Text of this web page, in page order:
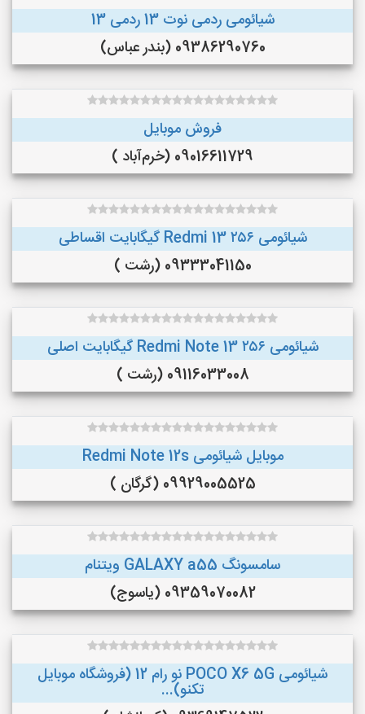
شیائومی ردمی نوت 13 ردمی 13
09386290760 (بندر عباس)
فروش موبایل
09016611729 (خرم‌آباد )
شیائومی Redmi 13 ۲۵۶ گیگابایت اقساطی
09333041150 (رشت )
شیائومی Redmi Note 13 ۲۵۶ گیگابایت اصلی
09116033008 (رشت )
موبایل شیائومی Redmi Note 12s
09929005525 (گرگان )
سامسونگ GALAXY a55 ویتنام
09359070082 (یاسوج)
شیائومی POCO X6 5G نو رام 12 (فروشگاه موبایل
تکنو)...